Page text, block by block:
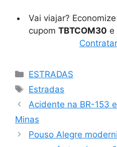
Vai viajar?
cupom TBTCOM30 e
Categorias
ESTRADAS
Tags
Estradas
Acidente na BR-153
Minas
Pouso Alegre